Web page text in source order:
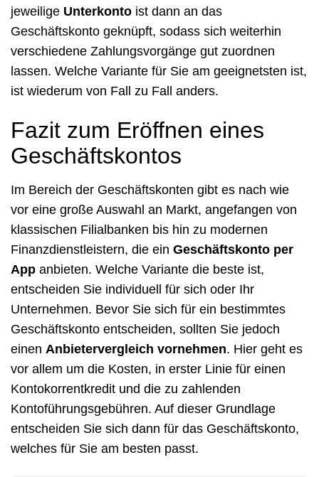
jeweilige Unterkonto ist dann an das
Geschäftskonto geknüpft, sodass sich weiterhin
verschiedene Zahlungsvorgänge gut zuordnen
lassen. Welche Variante für Sie am geeignetsten ist,
ist wiederum von Fall zu Fall anders.
Fazit zum Eröffnen eines
Geschäftskontos
Im Bereich der Geschäftskonten gibt es nach wie
vor eine große Auswahl an Markt, angefangen von
klassischen Filialbanken bis hin zu modernen
Finanzdienstleistern, die ein Geschäftskonto per
App anbieten. Welche Variante die beste ist,
entscheiden Sie individuell für sich oder Ihr
Unternehmen. Bevor Sie sich für ein bestimmtes
Geschäftskonto entscheiden, sollten Sie jedoch
einen Anbietervergleich vornehmen. Hier geht es
vor allem um die Kosten, in erster Linie für einen
Kontokorrentkredit und die zu zahlenden
Kontoführungsgebühren. Auf dieser Grundlage
entscheiden Sie sich dann für das Geschäftskonto,
welches für Sie am besten passt.